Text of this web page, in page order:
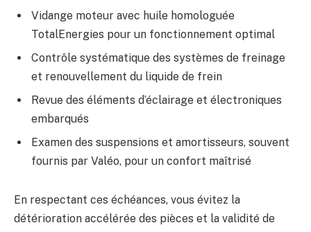
Vidange moteur avec huile homologuée
TotalEnergies pour un fonctionnement optimal
Contrôle systématique des systèmes de freinage
et renouvellement du liquide de frein
Revue des éléments d’éclairage et électroniques
embarqués
Examen des suspensions et amortisseurs, souvent
fournis par Valéo, pour un confort maîtrisé
En respectant ces échéances, vous évitez la
détérioration accélérée des pièces et la validité de